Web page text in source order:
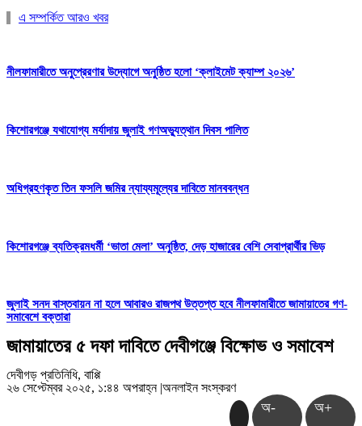
এ সম্পর্কিত আরও খবর
নীলফামারীতে অনুপ্রেরণার উদ্যোগে অনুষ্ঠিত হলো ‘ক্লাইমেট ক্যাম্প ২০২৬’
কিশোরগঞ্জে যথাযোগ্য মর্যাদায় জুলাই গণঅভ্যুত্থান দিবস পালিত
অধিগ্রহণকৃত তিন ফসলি জমির ন্যায্যমূল্যের দাবিতে মানববন্ধন
কিশোরগঞ্জে ব্যতিক্রমধর্মী ‘ভাতা মেলা’ অনুষ্ঠিত, দেড় হাজারের বেশি সেবাপ্রার্থীর ভিড়
জুলাই সনদ বাস্তবায়ন না হলে আবারও রাজপথ উত্তপ্ত হবে নীলফামারীতে জামায়াতের গণ-
সমাবেশে বক্তারা
জামায়াতের ৫ দফা দাবিতে দেবীগঞ্জে বিক্ষোভ ও সমাবেশ
দেবীগড় প্রতিনিধি, বাপ্পি
২৬ সেপ্টেম্বর ২০২৫, ১:৪৪ অপরাহ্ন |অনলাইন সংস্করণ
অ- অ+